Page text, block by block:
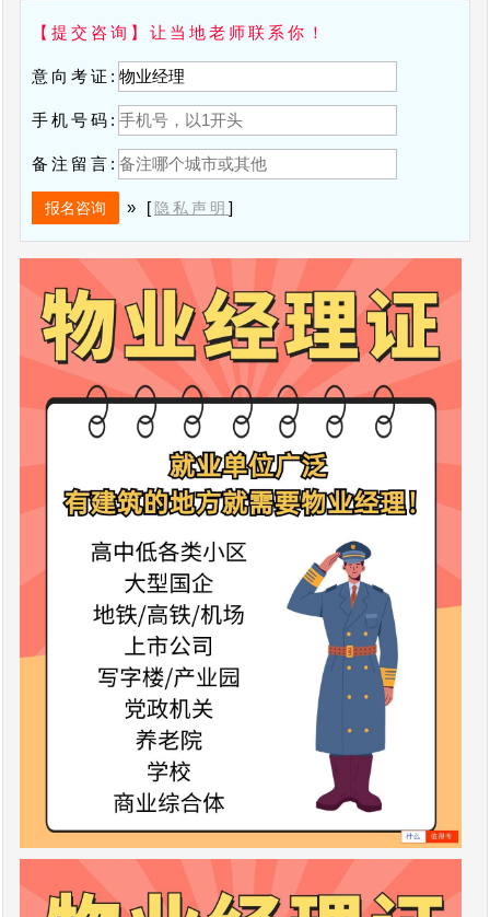
【提交咨询】让当地老师联系你！
意向考证:
手机号码:
备注留言:
» [隐私声明]